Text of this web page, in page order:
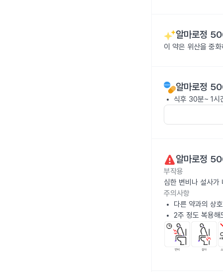
알마로정
이 약은 위산을 중
알마로정
식후 30분~ 1시
알마로정
부작용
심한 변비나 설사가
주의사항
다른 약과의 상
2주 정도 복용해